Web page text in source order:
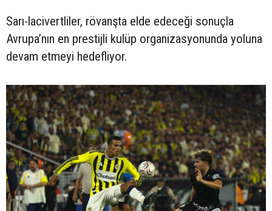
Sarı-lacivertliler, rövanşta elde edeceği sonuçla
Avrupa’nın en prestijli kulüp organizasyonunda yoluna
devam etmeyi hedefliyor.